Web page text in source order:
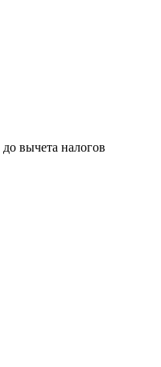
до вычета налогов